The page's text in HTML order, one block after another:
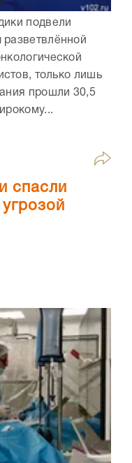
подвели
только лишь
прошли 30,5
спасли